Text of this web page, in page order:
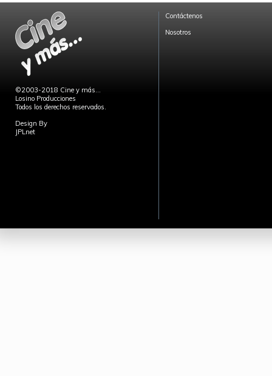
©2003-2018 Cine y más...
Losino Producciones
Todos los derechos reservados.
Design By
JPLnet
Contáctenos
Nosotros